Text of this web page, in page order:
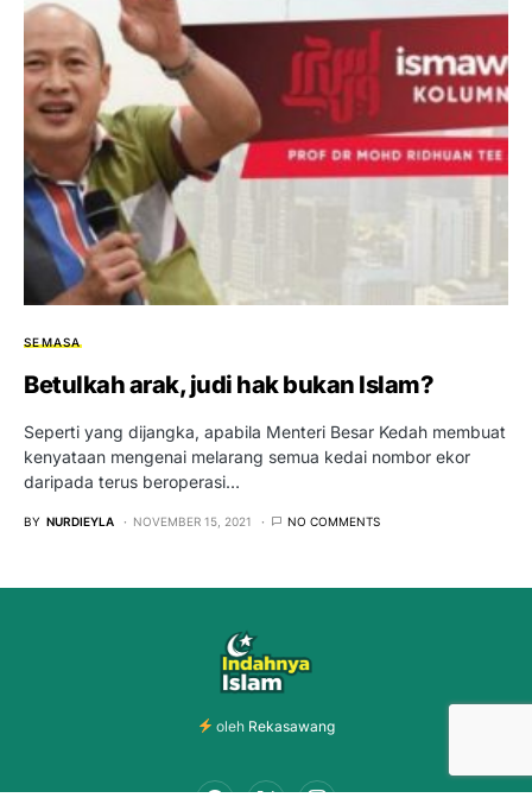
SEMASA
Betulkah arak, judi hak bukan Islam?
Seperti yang dijangka, apabila Menteri Besar Kedah membuat
kenyataan mengenai melarang semua kedai nombor ekor
daripada terus beroperasi…
BY NURDIEYLA NOVEMBER 15, 2021 NO COMMENTS
oleh Rekasawang